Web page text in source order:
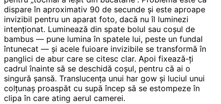
dispare în aproximativ 90 de secunde și este aproape
invizibil pentru un aparat foto, dacă nu îl luminezi
intenționat. Luminează din spate bolul sau coșul de
bambus — pune lumina în spatele lui, peste un fundal
întunecat — și acele fuioare invizibile se transformă în
panglici de abur care se citesc clar. Apoi fixează-ți
cadrul înainte să se deschidă coșul, pentru că ai o
singură șansă. Translucența unui har gow și luciul unui
colțunaș proaspăt cu supă încep să se estompeze în
clipa în care ating aerul camerei.